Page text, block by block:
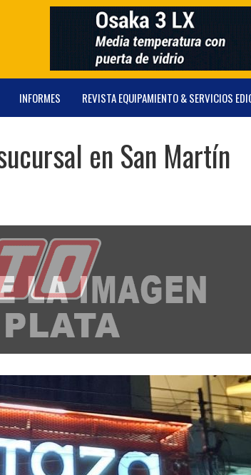
INFORMES REVISTA EQUIPAMIENTO & SERVICIOS
en San Martín